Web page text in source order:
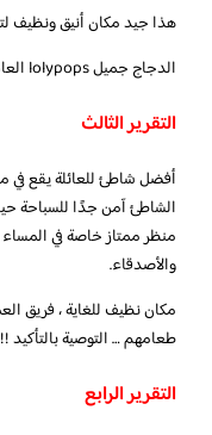
هذا جيد مكان أنيق ونظيف
الدجاج جميل lolypops العاملين في بومباي chowpati الوكرة
التقرير الثالث
أفضل شاطئ للعائلة يقع في
الشاطئ آمن جدًا للسباحة
منظر ممتاز خاصة في
والأصدقاء.
مكان نظيف للغاية ، فريق
طعامهم … التوصية بالتأكيد !!
التقرير الرابع